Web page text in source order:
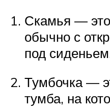
Скамья —
обычно с
под
Тумбочка —
тумба, на